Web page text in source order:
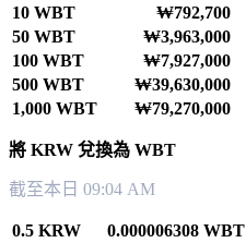
10 WBT
₩792,700
50 WBT
₩3,963,000
100 WBT
₩7,927,000
500 WBT
₩39,630,000
1,000 WBT
₩79,270,000
將 KRW 兌換為 WBT
截至本日 09:04 AM
0.5 KRW
0.000006308 WBT